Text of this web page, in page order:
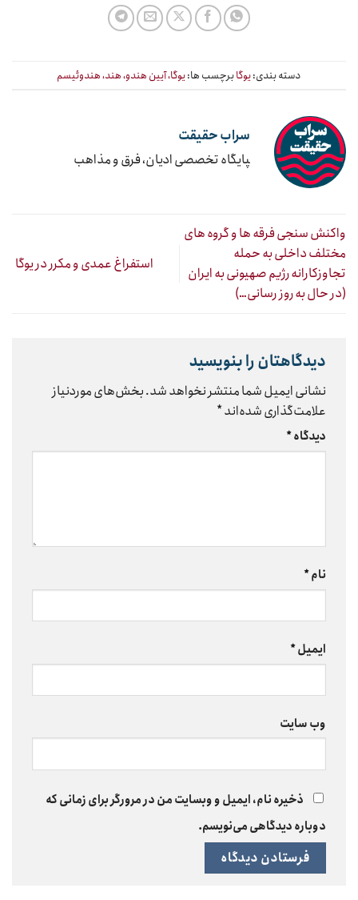
دسته بندی:یوگابرچسب ها:یوگا، آیین هندو، هند، هندوئیسم
سراب حقیقت
‍پایگاه تخصصی ادیان، فرق و مذاهب
واکنش سنجی فرقه ها و گروه های
مختلف داخلی به حمله
تجاوزکارانه رژیم صهیونی به ایران
(در حال به روز رسانی…)
استفراغ عمدی و مکرر در یوگا
دیدگاهتان را بنویسید
نشانی ایمیل شما منتشر نخواهد شد.بخش‌های موردنیاز
علامت‌گذاری شده‌اند*
دیدگاه*
نام*
ایمیل*
وب‌ سایت
ذخیره نام، ایمیل و وبسایت من در مرورگر برای زمانی که
دوباره دیدگاهی می‌نویسم.